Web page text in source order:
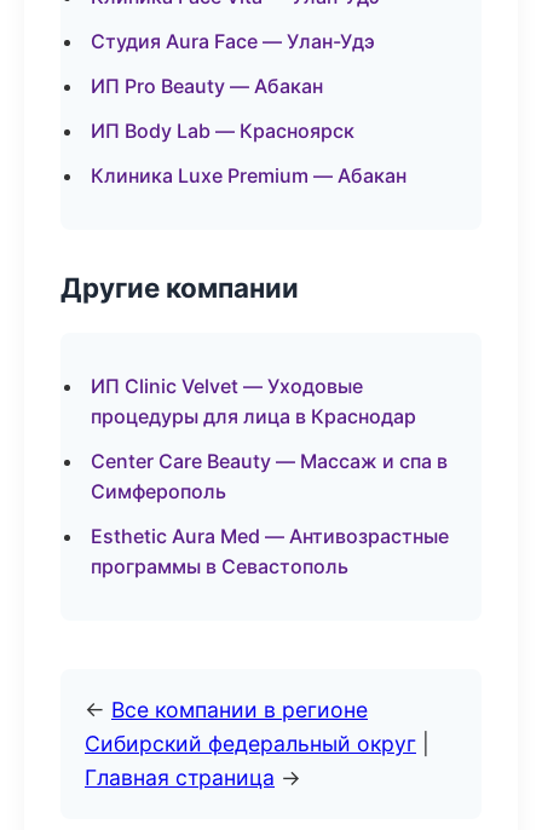
Студия Aura Face — Улан-Удэ
ИП Pro Beauty — Абакан
ИП Body Lab — Красноярск
Клиника Luxe Premium — Абакан
Другие компании
ИП Clinic Velvet — Уходовые
процедуры для лица в Краснодар
Center Care Beauty — Массаж и спа в
Симферополь
Esthetic Aura Med — Антивозрастные
программы в Севастополь
← Все компании в регионе
Сибирский федеральный округ
Главная страница →